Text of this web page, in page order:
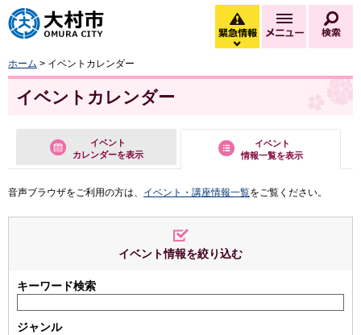
大村市
緊急情報
緊急情報を開く
メニュー
ホーム > イベントカレンダー
イベントカレンダー
イベント
カレンダーを表示
イベント
情報一覧を表示
音声ブラウザをご利用の方は、 イベント・講座情報一覧をご覧ください。
イベント情報を絞り込む
キーワード検索
ジャンル